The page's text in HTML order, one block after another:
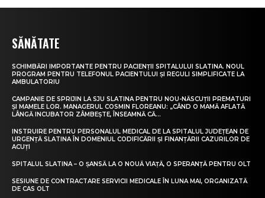
SĂNĂTATE
SCHIMBĂRI IMPORTANTE PENTRU PACIENȚII SPITALULUI SLATINA. NOUL
PROGRAM PENTRU TELEFONUL PACIENTULUI ȘI REGULI SIMPLIFICATE LA
AMBULATORIU
CAMPANIE DE SPRIJIN LA SJU SLATINA PENTRU NOU-NĂSCUȚII PREMATURI
ȘI MAMELE LOR. MANAGERUL COSMIN FLOREANU: „CÂND O MAMĂ AFLATĂ
LÂNGĂ INCUBATOR ZÂMBEȘTE, ÎNSEAMNĂ CĂ...
INSTRUIRE PENTRU PERSONALUL MEDICAL DE LA SPITALUL JUDEȚEAN DE
URGENȚĂ SLATINA ÎN DOMENIUL CODIFICĂRII ȘI FINANȚĂRII CAZURILOR DE
ACUȚI
SPITALUL SLATINA – O ȘANSĂ LA O NOUĂ VIAȚĂ, O SPERANȚĂ PENTRU OLT
SESIUNE DE CONTRACTARE SERVICII MEDICALE ÎN LUNA MAI, ORGANIZATĂ
DE CAS OLT